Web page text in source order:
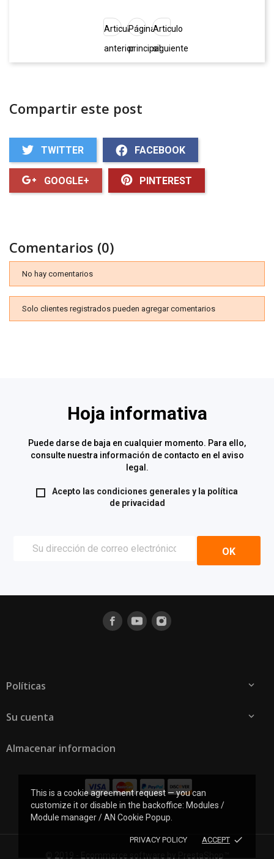
This is a cookie agreement request — you can
customize it or disable in the backoffice: Modules /
Module manager / AN Cookie Popup.
PRIVACY POLICY ACCEPT done
Articulo
anterior
Página
principal
Articulo
siguiente
Compartir este post
TWITTER FACEBOOK
GOOGLE+ PINTEREST
Comentarios (0)
No hay comentarios
Solo clientes registrados pueden agregar comentarios
Hoja informativa
Puede darse de baja en cualquier momento. Para ello,
consulte nuestra información de contacto en el aviso
legal.
Acepto las condiciones generales y la política
de privacidad
Políticas 
Su cuenta 
Almacenar informacion